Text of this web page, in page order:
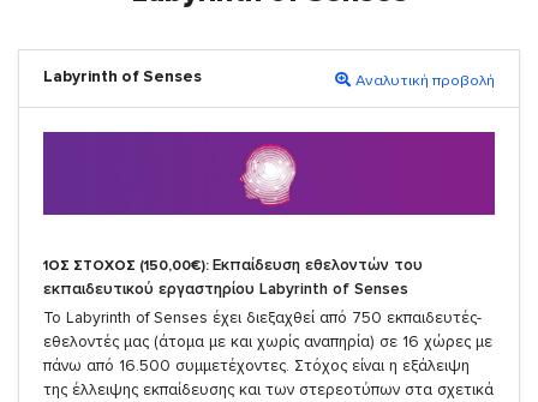
Labyrinth of Senses Αναλυτική προβολή
1ΟΣ ΣΤΟΧΟΣ (150,00€): Εκπαίδευση εθελοντών του
εκπαιδευτικού εργαστηρίου Labyrinth of Senses
Το Labyrinth of Senses έχει διεξαχθεί από 750 εκπαιδευτές-
εθελοντές μας (άτομα με και χωρίς αναπηρία) σε 16 χώρες με
πάνω από 16.500 συμμετέχοντες. Στόχος είναι η εξάλειψη
της έλλειψης εκπαίδευσης και των στερεοτύπων στα σχετικά